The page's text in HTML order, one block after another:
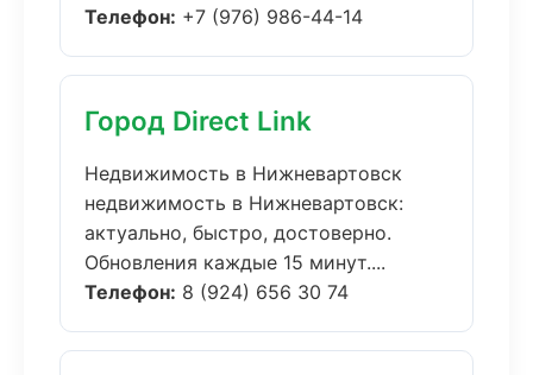
Телефон: +7 (976) 986-44-14
Город Direct Link
Недвижимость в Нижневартовск
недвижимость в Нижневартовск:
актуально, быстро, достоверно.
Обновления каждые 15 минут....
Телефон: 8 (924) 656 30 74